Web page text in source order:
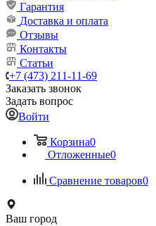
Гарантия
Доставка и оплата
Отзывы
Контакты
Статьи
+7 (473) 211-11-69
Заказать звонок
Задать вопрос
Войти
Корзина0
Отложенные0
Сравнение товаров0
Ваш город